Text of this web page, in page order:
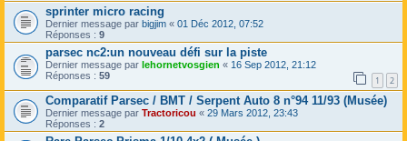
sprinter micro racing
Dernier message par bigjim « 01 Déc 2012, 07:52
Réponses : 9
parsec nc2:un nouveau défi sur la piste
Dernier message par lehornetvosgien « 16 Sep 2012, 21:12
Réponses : 59 1 2
Comparatif Parsec / BMT / Serpent Auto 8 n°94 11/93 (Musée)
Dernier message par Tractoricou « 29 Mars 2012, 23:43
Réponses : 2